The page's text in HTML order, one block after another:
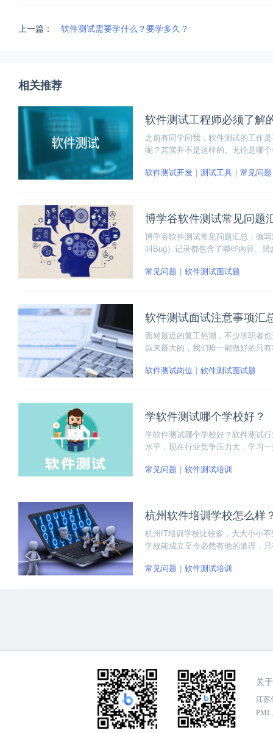
上一篇： 软件测试需要学什么？要学多久？
相关推荐
软件测试工程师必须了解
之前有同学问我，软件测试的工作
呢？其实并不是这样的。无论是哪
和大家一起分享一下关于测试思维
软件测试开发 测试工具 常见问题
博学谷软件测试常见问题
博学谷软件测试常见问题汇总：编
叫Bug）记录都包含了哪些内容、
常见问题
软件测试面试题
软件测试面试注意事项汇
面对最近的复工热潮，不少求职者
以来最大的，我们唯一能做好的只
软件测试岗位
软件测试面试题
学软件测试哪个学校好？
学软件测试哪个学校好？软件测试
水平，现在行业竞争压力大，学习
常见问题
软件测试培训
杭州软件培训学校怎么样
杭州IT培训学校比较多，大大小小
学校能成立至今必然有他的道理，
常见问题 软件测试培训
关
江苏
PMI